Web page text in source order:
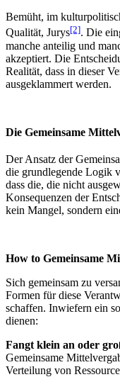
Bemüht, im
Qualität, Jurys[2]. Die
manche anteilig und
akzeptiert. Die
Realität, dass in dieser
ausgeklammert werden.
Die Gemeinsame
Der Ansatz der
die grundlegende Logik
dass die, die nicht
Konsequenzen der
kein Mangel, sondern
How to Gemeinsame
Sich gemeinsam zu
Formen für diese
schaffen. Inwiefern ein
dienen:
Fangt klein an oder
Gemeinsame
Verteilung von